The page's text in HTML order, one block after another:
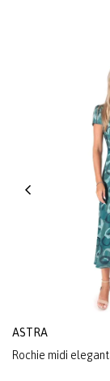
ASTRA
Rochie midi